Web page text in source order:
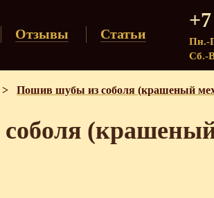
Пн.-
Сб.-
Отзывы Статьи
> Пошив шубы из соболя (крашеный
(крашеный